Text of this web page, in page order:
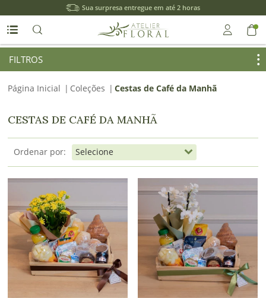
Sua surpresa entregue em até 2 horas
Entrar
Google
Cadastre-
Meus
dados
Página Inicial | Coleções | Cestas de Café da Manhã
FILTROS
CESTAS DE CAFÉ DA MANHÃ
Ordenar por: